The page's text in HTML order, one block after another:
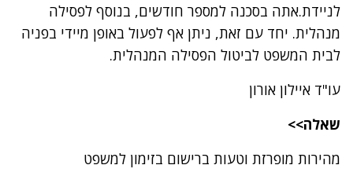
לניידת.אתה בסכנה למספר חודשים, בנוסף לפסילה
מנהלית. יחד עם זאת, ניתן אף לפעול באופן מיידי בפניה
לבית המשפט לביטול הפסילה המנהלית.
עו"ד איילון אורון
שאלה>>
מהירות מופרזת וטעות ברישום בזימון למשפט